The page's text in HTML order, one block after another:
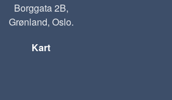
Borggata 2B,
Grønland, Oslo.
Kart